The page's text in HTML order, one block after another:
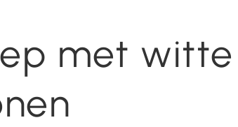
met witte